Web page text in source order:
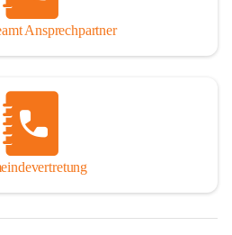
Ansprechpartner